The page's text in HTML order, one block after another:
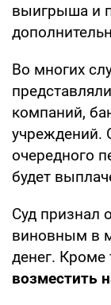
выигрыша и
Во многих
компаний,
учреждений.
очередного
будет
Суд признал
виновным в
денег. Кроме
возместить